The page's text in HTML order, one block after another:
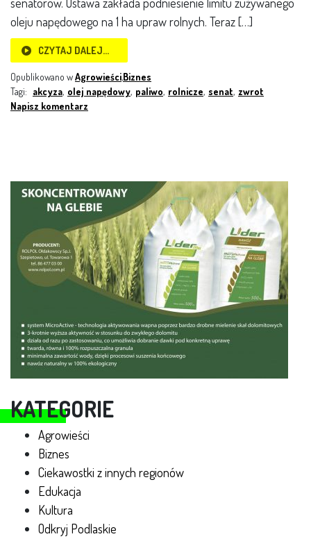
KATEGORIE
Agrowieści
Biznes
Ciekawostki z innych regionów
Edukacja
Kultura
Odkryj Podlaskie
oleju napędowego na 1 ha upraw rolnych. Teraz […]
CZYTAJ DALEJ…
Opublikowano wAgrowieści,Biznes
Tagi: akcyza, olej napędowy, paliwo, rolnicze, senat, zwrot
Napisz komentarz